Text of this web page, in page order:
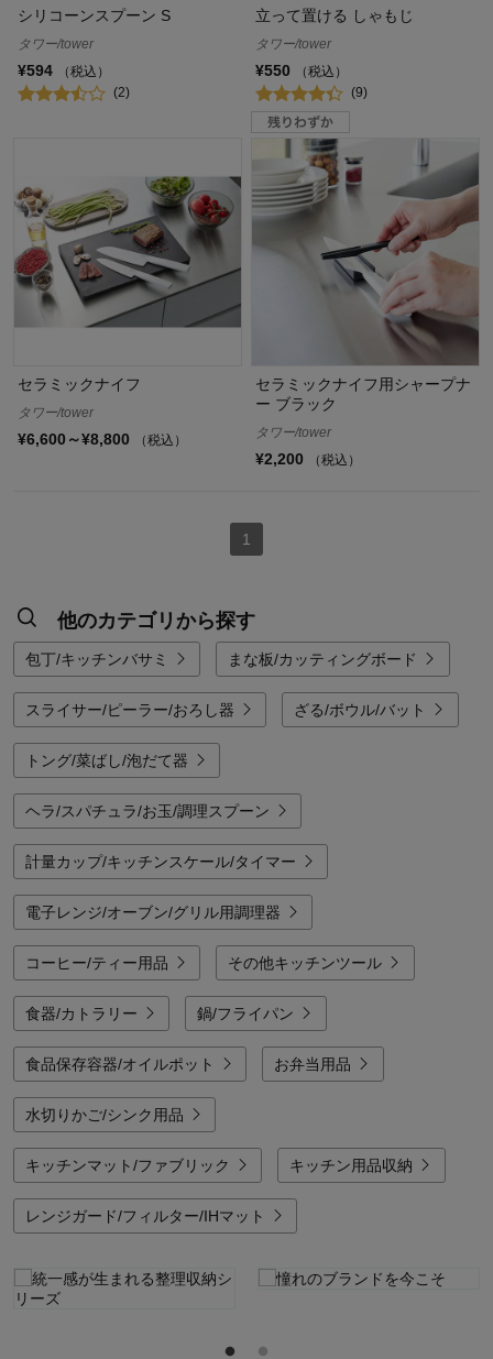
シリコーンスプーン S
タワー/tower
¥594
（税込）
(2)
立って置ける しゃもじ
タワー/tower
¥550
（税込）
(9)
セラミックナイフ
タワー/tower
¥6,600～¥8,800 （税込）
セラミックナイフ用シャープナ
ー ブラック
タワー/tower
¥2,200 （税込）
1
他のカテゴリから探す
包丁/キッチンバサミ まな板/カッティングボード
スライサー/ピーラー/おろし器 ざる/ボウル/バット
トング/菜ばし/泡だて器
ヘラ/スパチュラ/お玉/調理スプーン
計量カップ/キッチンスケール/タイマー
電子レンジ/オーブン/グリル用調理器
コーヒー/ティー用品 その他キッチンツール
食器/カトラリー 鍋/フライパン
食品保存容器/オイルポット お弁当用品
水切りかご/シンク用品
キッチンマット/ファブリック キッチン用品収納
レンジガード/フィルター/IHマット